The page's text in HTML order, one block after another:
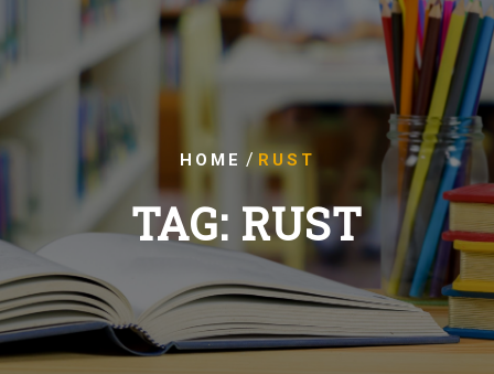
HOME / RUST
TAG: RUST